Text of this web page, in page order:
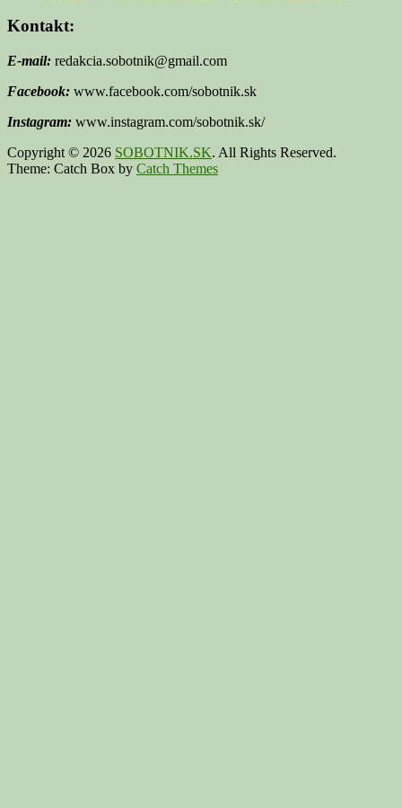
Kontakt:
E-mail: redakcia.sobotnik@gmail.com
Facebook: www.facebook.com/sobotnik.sk
Instagram: www.instagram.com/sobotnik.sk/
Copyright © 2026 SOBOTNIK.SK. All Rights Reserved.
Theme: Catch Box by Catch Themes